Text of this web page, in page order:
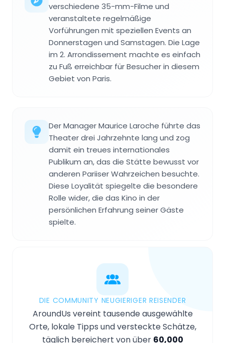
verschiedene 35-mm-Filme und
veranstaltete regelmäßige
Vorführungen mit speziellen Events an
Donnerstagen und Samstagen. Die Lage
im 2. Arrondissement machte es einfach
zu Fuß erreichbar für Besucher in diesem
Gebiet von Paris.
Der Manager Maurice Laroche führte das
Theater drei Jahrzehnte lang und zog
damit ein treues internationales
Publikum an, das die Stätte bewusst vor
anderen Pariiser Wahrzeichen besuchte.
Diese Loyalität spiegelte die besondere
Rolle wider, die das Kino in der
persönlichen Erfahrung seiner Gäste
spielte.
DIE COMMUNITY NEUGIERIGER REISENDER
AroundUs vereint tausende ausgewählte
Orte, lokale Tipps und versteckte Schätze,
täglich bereichert von über 60,000